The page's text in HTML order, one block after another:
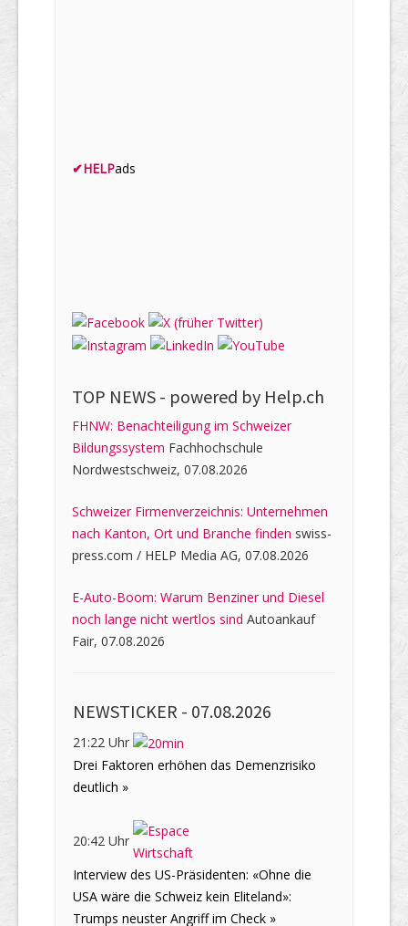
✔HELPads
TOP NEWS - powered by Help.ch
FHNW: Benachteiligung im Schweizer
Bildungssystem Fachhochschule
Nordwestschweiz, 07.08.2026
Schweizer Firmenverzeichnis: Unternehmen
nach Kanton, Ort und Branche finden swiss-
press.com / HELP Media AG, 07.08.2026
E-Auto-Boom: Warum Benziner und Diesel
noch lange nicht wertlos sind Autoankauf
Fair, 07.08.2026
NEWSTICKER - 07.08.2026
21:22 Uhr
Drei Faktoren erhöhen das Demenzrisiko
deutlich »
20:42 Uhr
Interview des US-Präsidenten: «Ohne die
USA wäre die Schweiz kein Eliteland»:
Trumps neuster Angriff im Check »